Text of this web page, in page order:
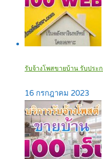
รับจ้างโพสขายบ้าน รับประ
16 กรกฎาคม 2023